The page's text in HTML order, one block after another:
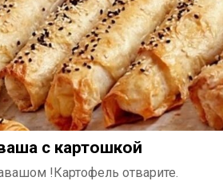
с картошкой
!Картофель отварите.